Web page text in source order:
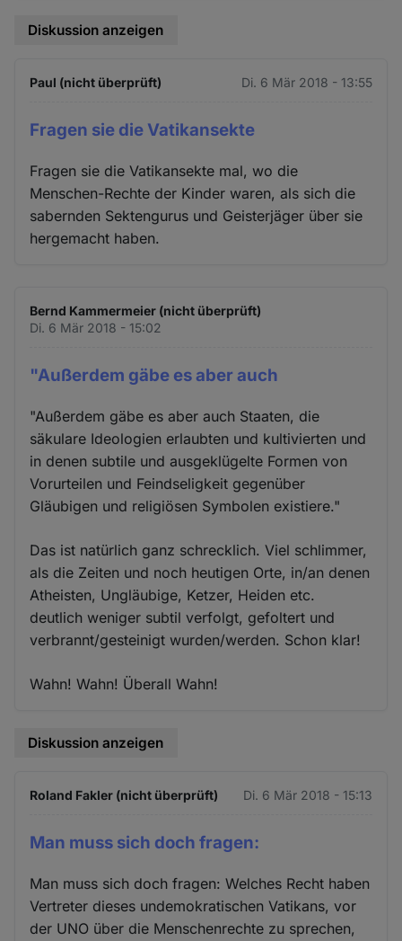
Diskussion anzeigen
Paul (nicht überprüft) Di. 6 Mär 2018 - 13:55
Fragen sie die Vatikansekte
Fragen sie die Vatikansekte mal, wo die
Menschen-Rechte der Kinder waren, als sich die
sabernden Sektengurus und Geisterjäger über sie
hergemacht haben.
Bernd Kammermeier (nicht überprüft)
Di. 6 Mär 2018 - 15:02
"Außerdem gäbe es aber auch
"Außerdem gäbe es aber auch Staaten, die
säkulare Ideologien erlaubten und kultivierten und
in denen subtile und ausgeklügelte Formen von
Vorurteilen und Feindseligkeit gegenüber
Gläubigen und religiösen Symbolen existiere."
Das ist natürlich ganz schrecklich. Viel schlimmer,
als die Zeiten und noch heutigen Orte, in/an denen
Atheisten, Ungläubige, Ketzer, Heiden etc.
deutlich weniger subtil verfolgt, gefoltert und
verbrannt/gesteinigt wurden/werden. Schon klar!
Wahn! Wahn! Überall Wahn!
Diskussion anzeigen
Roland Fakler (nicht überprüft) Di. 6 Mär 2018 - 15:13
Man muss sich doch fragen:
Man muss sich doch fragen: Welches Recht haben
Vertreter dieses undemokratischen Vatikans, vor
der UNO über die Menschenrechte zu sprechen,